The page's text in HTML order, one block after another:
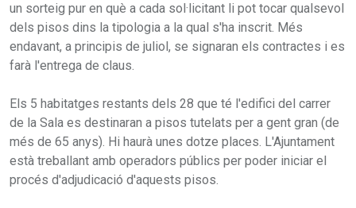
un sorteig pur en què a cada sol·licitant li pot tocar qualsevol
dels pisos dins la tipologia a la qual s'ha inscrit. Més
endavant, a principis de juliol, se signaran els contractes i es
farà l'entrega de claus.
Els 5 habitatges restants dels 28 que té l'edifici del carrer
de la Sala es destinaran a pisos tutelats per a gent gran (de
més de 65 anys). Hi haurà unes dotze places. L'Ajuntament
està treballant amb operadors públics per poder iniciar el
procés d'adjudicació d'aquests pisos.